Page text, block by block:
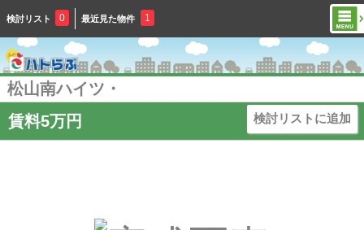
検討リスト 0 最近見た物件 1
松山南ハイツ・
賃料5万円
検討リストに追加